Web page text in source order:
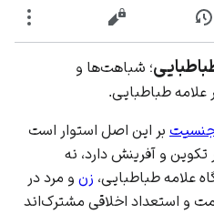
نمایش تاریخچهنمایش مبدأ
؛ شباهت‌ها و
علامه طباطبایی.
بر این اصل استوار است
تکوین و آفرینش دارد، نه
علامه طباطبایی، زن و مرد در
و استعداد اخلاقی مشترک‌اند